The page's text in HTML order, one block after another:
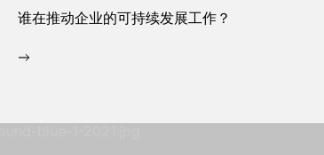
谁在推动企业的可持续发展工作？